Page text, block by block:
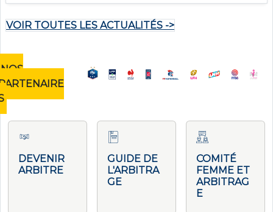
VOIR TOUTES LES ACTUALITÉS ->
NOS
DEVENIR
ARBITRE
GUIDE DE
L'ARBITRA
GE
COMITÉ
FEMME ET
ARBITRAG
E